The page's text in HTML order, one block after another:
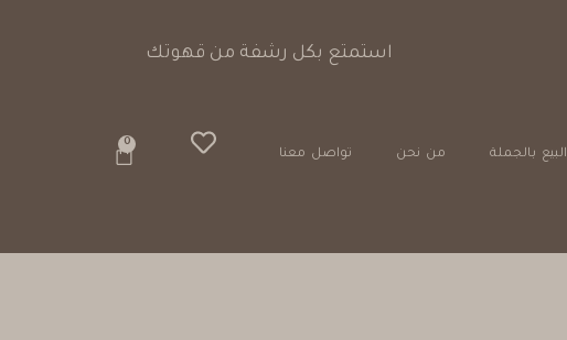
استمتع بكل رشفة من قهوتك
البيع بالجملة من نحن تواصل معنا
0